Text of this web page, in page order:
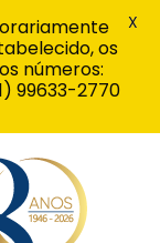
os
números:
99633-2770
X